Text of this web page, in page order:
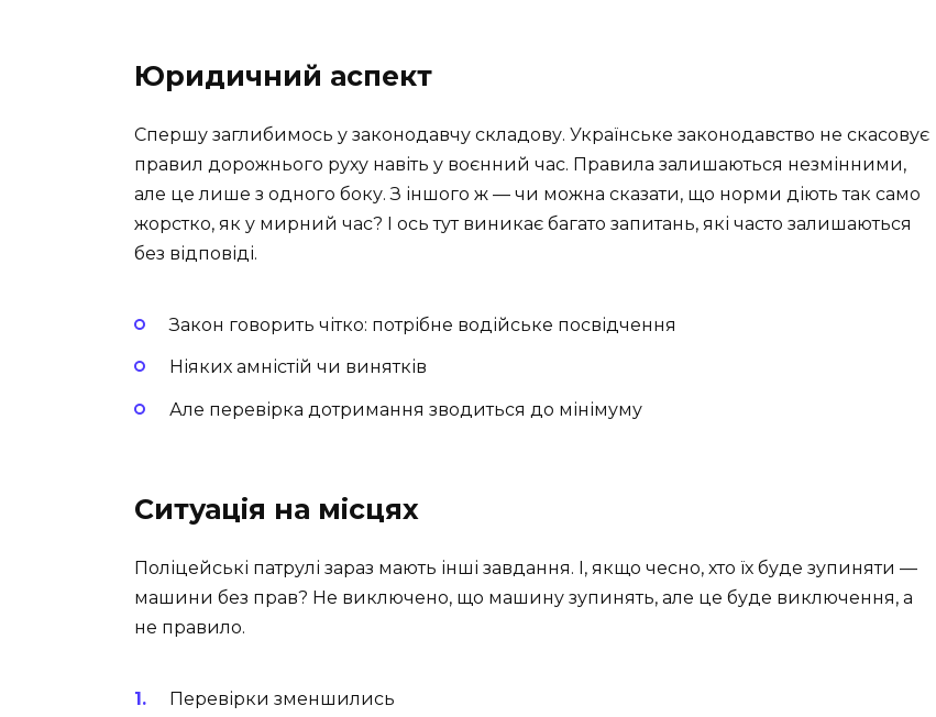
Юридичний аспект
Спершу заглибимось у законодавчу складову. Українське законодавство не скасовує
правил дорожнього руху навіть у воєнний час. Правила залишаються незмінними,
але це лише з одного боку. З іншого ж — чи можна сказати, що норми діють так само
жорстко, як у мирний час? І ось тут виникає багато запитань, які часто залишаються
без відповіді.
Закон говорить чітко: потрібне водійське посвідчення
Ніяких амністій чи винятків
Але перевірка дотримання зводиться до мінімуму
Ситуація на місцях
Поліцейські патрулі зараз мають інші завдання. І, якщо чесно, хто їх буде зупиняти —
машини без прав? Не виключено, що машину зупинять, але це буде виключення, а
не правило.
Перевірки зменшились